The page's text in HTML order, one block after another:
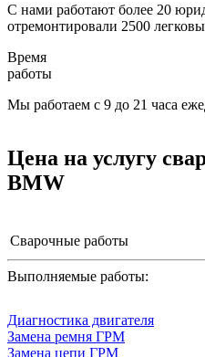
С нами работают более 20
отремонтировали 2500
Время
работы
Мы работаем с 9 до 21 часа
Цена на услугу
BMW
Сварочные работы
Выполняемые работы:
Диагностика двигателя
Замена ремня ГРМ
Замена цепи ГРМ